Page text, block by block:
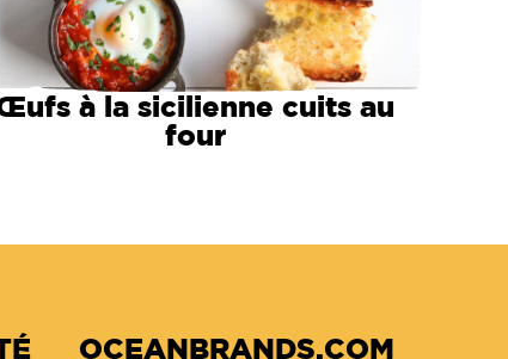
à la sicilienne cuits au
four
OCEANBRANDS.COM